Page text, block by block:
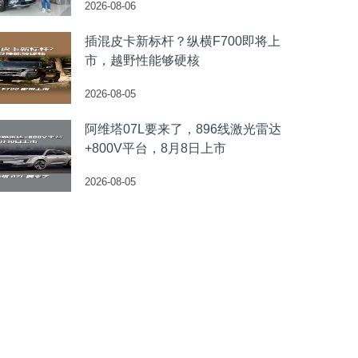
2026-08-06
插混皮卡新标杆？纵横F700即将上
市，越野性能够硬核
2026-08-05
阿维塔07L要来了，896线激光雷达
+800V平台，8月8日上市
2026-08-05